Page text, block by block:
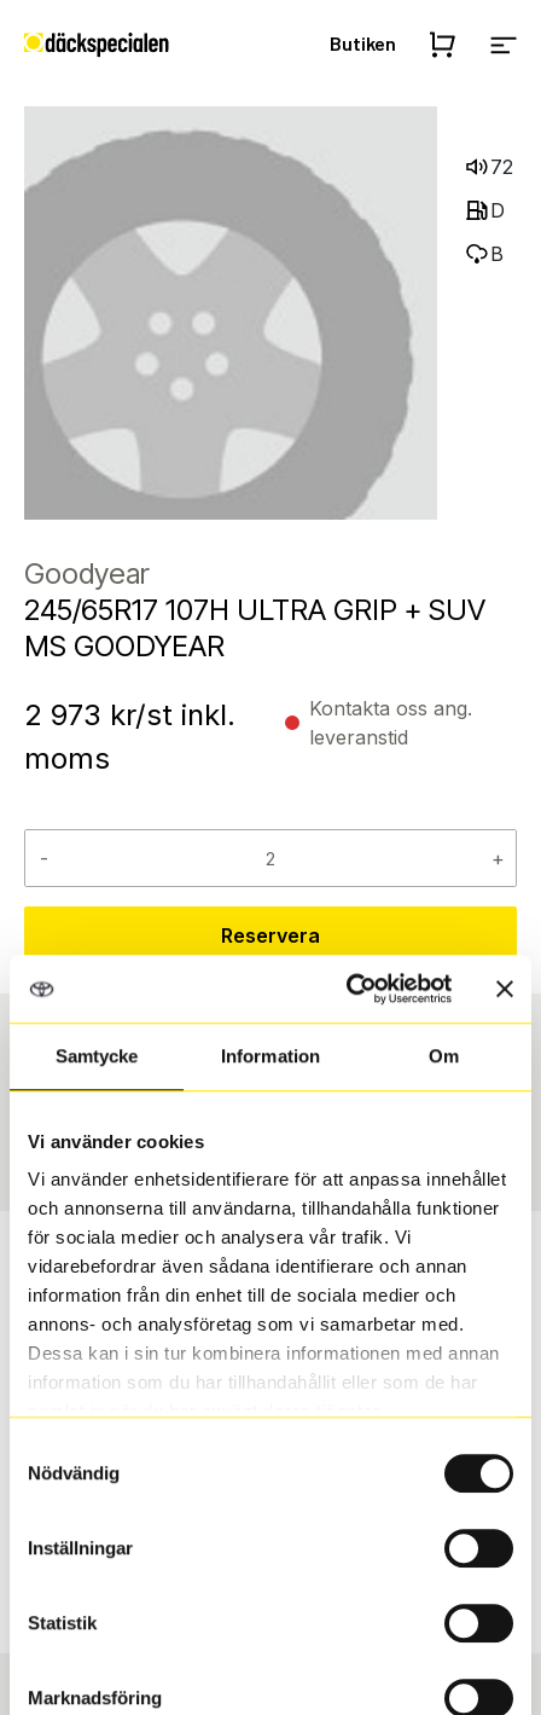
Samtycke Information Om
Vi använder cookies
Vi använder enhetsidentifierare för att anpassa innehållet
och annonserna till användarna, tillhandahålla funktioner
för sociala medier och analysera vår trafik. Vi
vidarebefordrar även sådana identifierare och annan
information från din enhet till de sociala medier och
annons- och analysföretag som vi samarbetar med.
Dessa kan i sin tur kombinera informationen med annan
information som du har tillhandahållit eller som de har
Nödvändig
Inställningar
Statistik
Marknadsföring
Butiken
72
D
B
Goodyear
245/65R17 107H ULTRA GRIP + SUV
MS GOODYEAR
2 973 kr/st inkl.
moms
Kontakta oss ang.
leveranstid
- +
Reservera
Däcktyp
USA, 4x4 vinter
Däckstorlek
245/65 R 17 107H
65029
Passar detta däck min bil?
Ange registreringsnummer för att se om det däck du
valt passar din bilmodell. Om du köper däck som skall
sättas på dina befintliga fälgar, se till att kolla en extra
inte vara samma dimension som bilen hade ut från